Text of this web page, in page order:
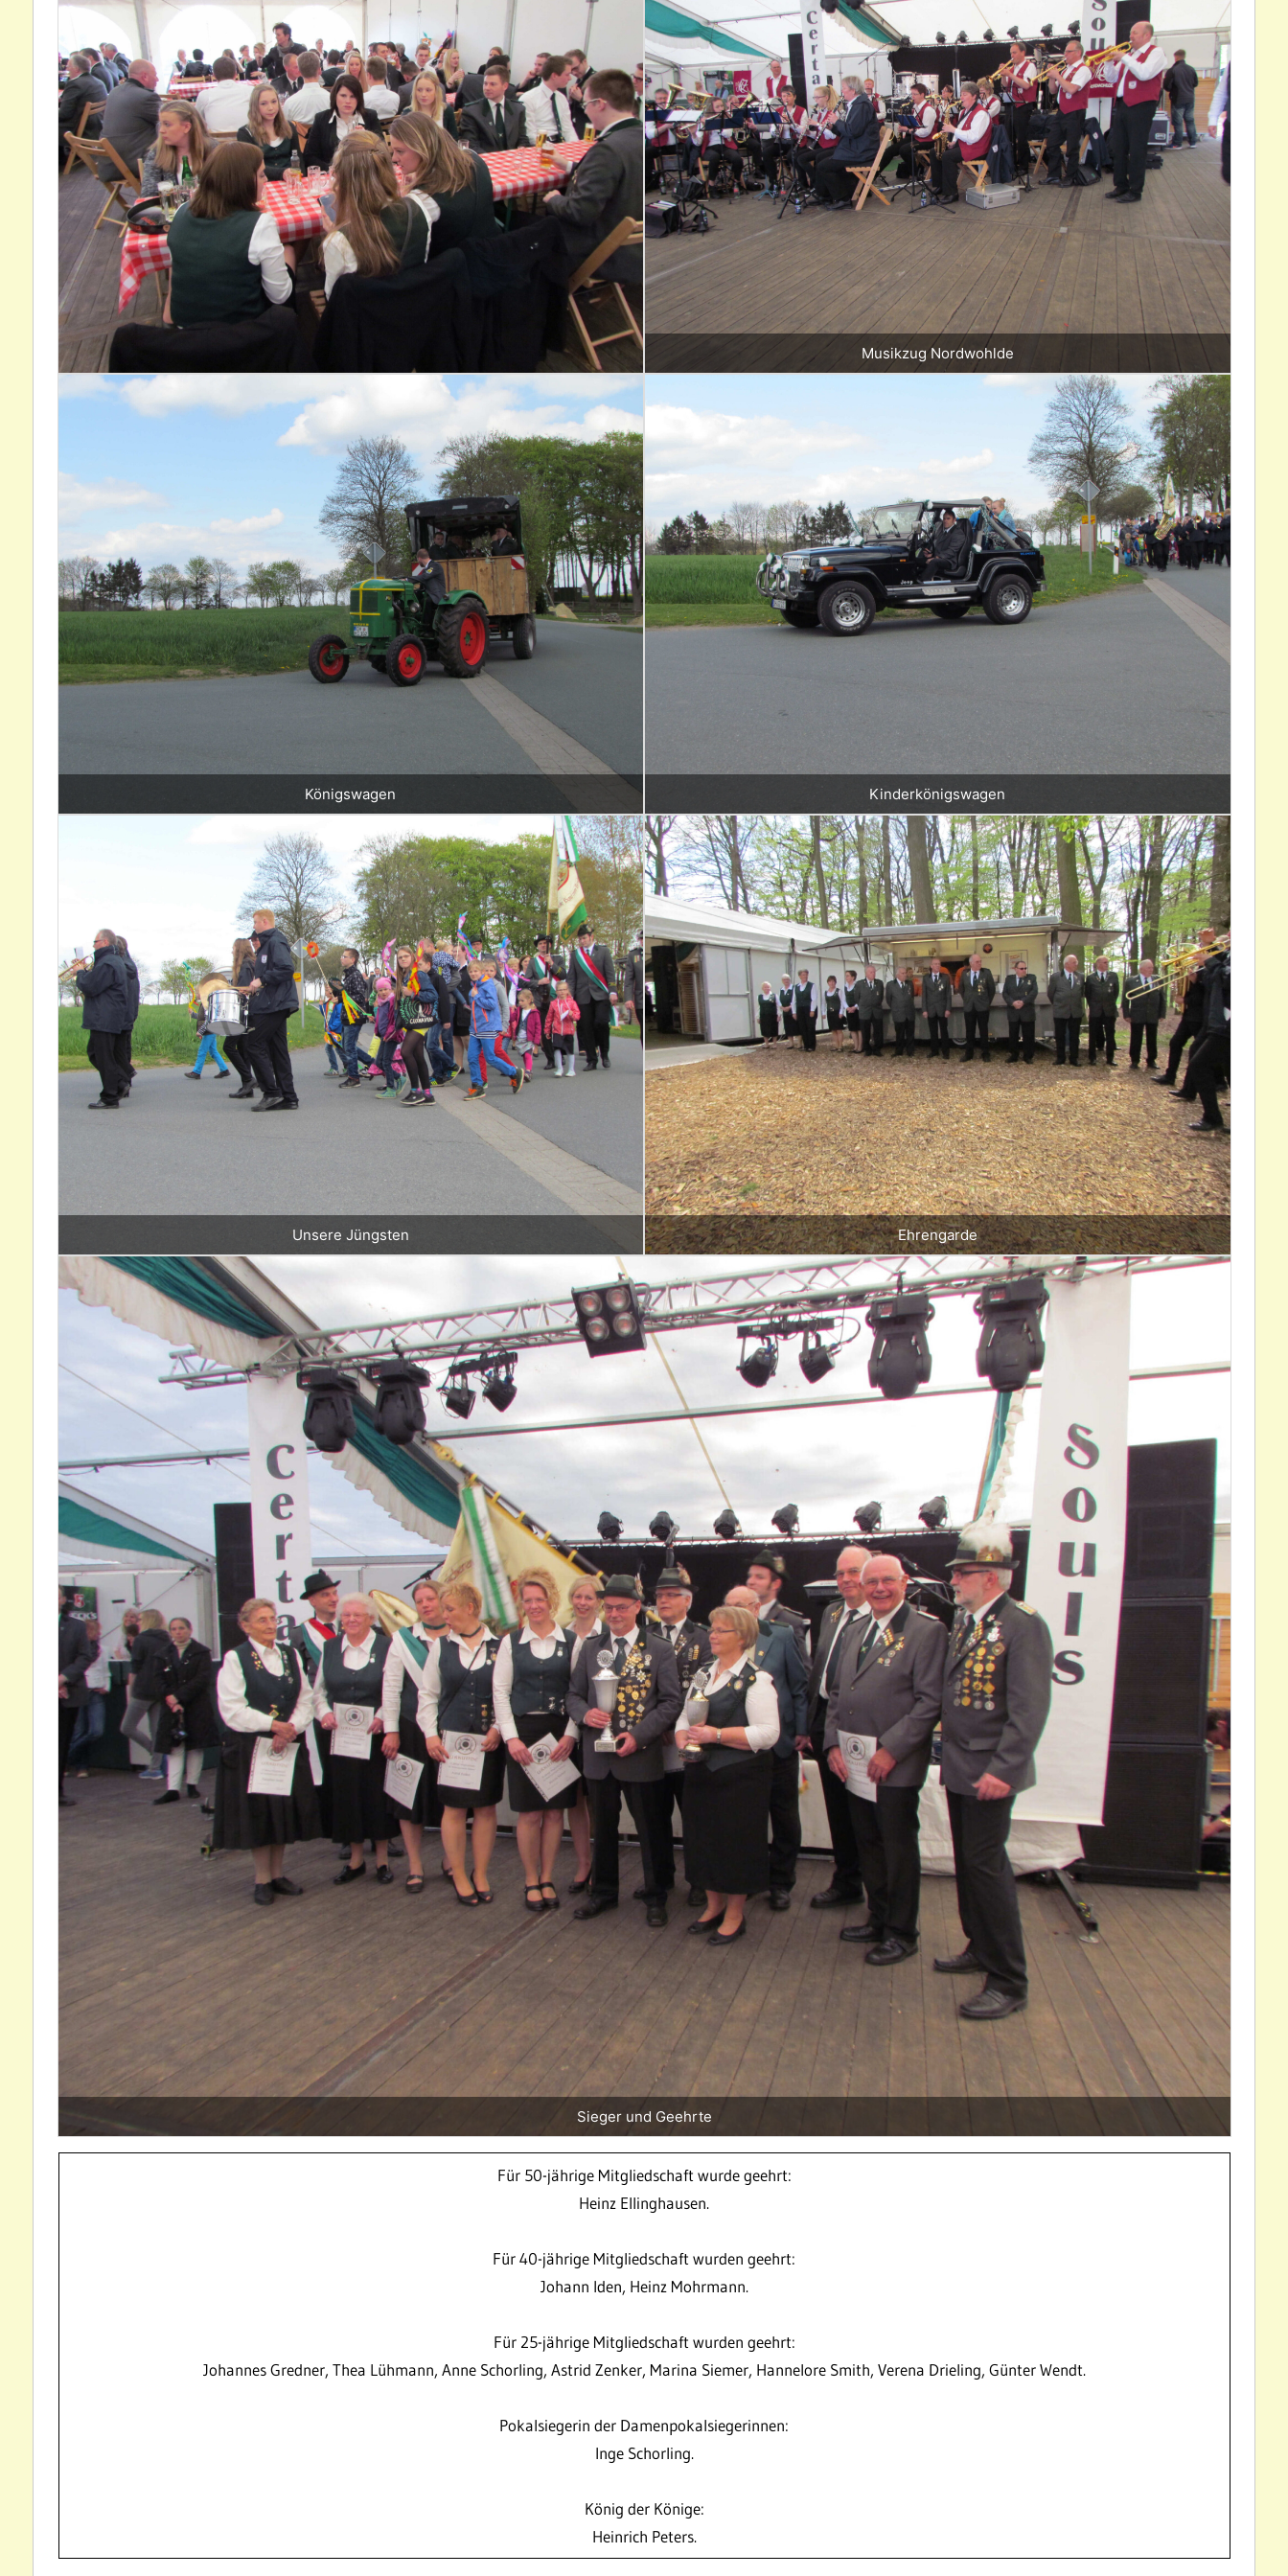
Musikzug Nordwohlde
Königswagen Kinderkönigswagen
Unsere Jüngsten Ehrengarde
Sieger und Geehrte
Für 50-jährige Mitgliedschaft wurde geehrt:
Heinz Ellinghausen.
Für 40-jährige Mitgliedschaft wurden geehrt:
Johann Iden, Heinz Mohrmann.
Für 25-jährige Mitgliedschaft wurden geehrt:
Johannes Gredner, Thea Lühmann, Anne Schorling, Astrid Zenker, Marina Siemer, Hannelore Smith, Verena Drieling, Günter Wendt.
Pokalsiegerin der Damenpokalsiegerinnen:
Inge Schorling.
König der Könige:
Heinrich Peters.